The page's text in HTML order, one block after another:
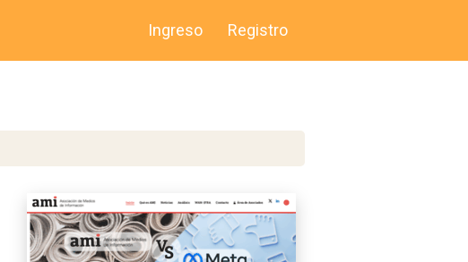
Ingreso Registro